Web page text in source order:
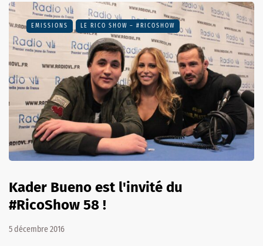
EMISSIONS LE RICO SHOW – #RICOSHOW
Kader Bueno est l'invité du
#RicoShow 58 !
5 décembre 2016